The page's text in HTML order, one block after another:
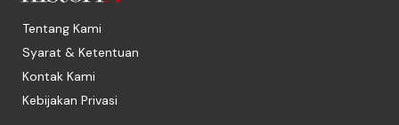
Tentang Kami
Syarat & Ketentuan
Kontak Kami
Kebijakan Privasi